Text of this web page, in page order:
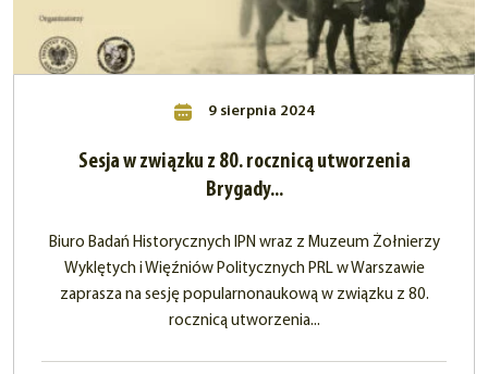
9 sierpnia 2024
Sesja w związku z 80. rocznicą utworzenia
Brygady...
Biuro Badań Historycznych IPN wraz z Muzeum Żołnierzy
Wyklętych i Więźniów Politycznych PRL w Warszawie
zaprasza na sesję popularnonaukową w związku z 80.
rocznicą utworzenia...